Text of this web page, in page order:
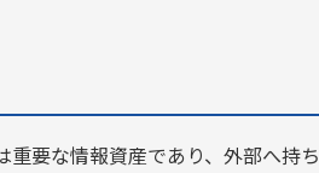
要な情報資産であり、外部へ持ち